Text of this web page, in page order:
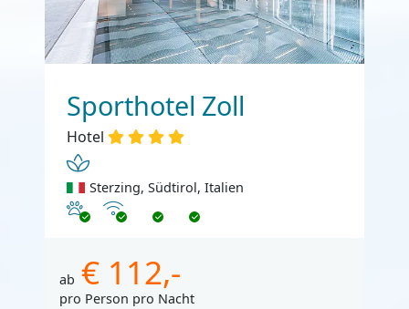
Sporthotel Zoll
Hotel
Sterzing, Südtirol, Italien
Haustiere erlaubt
Internet
ab € 112,-
pro Person pro Nacht